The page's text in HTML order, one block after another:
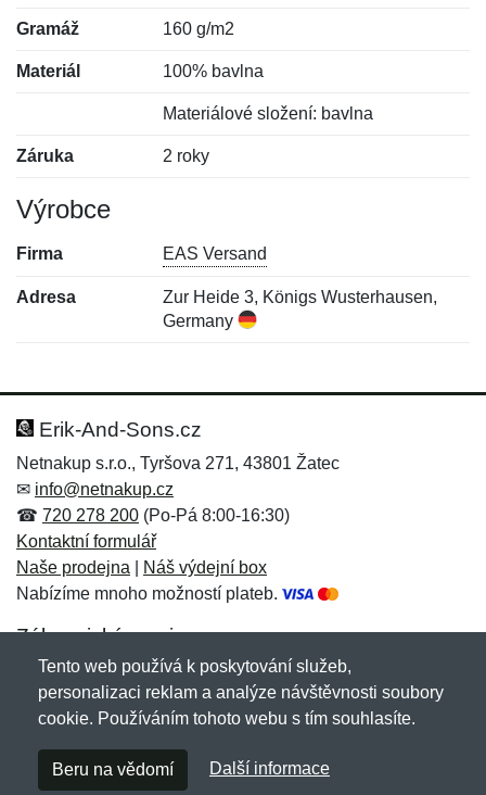
Gramáž 160 g/m2
Materiál 100% bavlna
Materiálové složení: bavlna
Záruka 2 roky
Výrobce
Firma EAS Versand
Adresa
Zur Heide 3, Königs Wusterhausen,
Germany
Hodnocení:
Jméno: *
Zpráva*
Jméno:
E-mail:*
Erik-And-Sons.cz
Netnakup s.r.o., Tyršova 271, 43801 Žatec
✉ info@netnakup.cz
☎ 720 278 200 (Po-Pá 8:00-16:30)
Kontaktní formulář
Naše prodejna
Náš výdejní box
Nabízíme mnoho možností plateb.
Zákaznický servis
Novinky emailem
Copyright © 2007-2026 (19 let s vámi)Netnakup.cz
NetIQ. Všechna práva vyhrazena.
Tento web používá k poskytování služeb,
personalizaci reklam a analýze návštěvnosti soubory
cookie. Používáním tohoto webu s tím souhlasíte.
Beru na vědomí Další informace